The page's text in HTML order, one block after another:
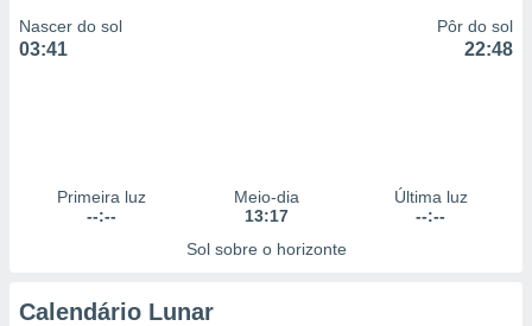
Nascer do sol
03:41
Pôr do sol
22:48
Primeira luz
--:--
Meio-dia
13:17
Última luz
--:--
Sol sobre o horizonte
Calendário Lunar